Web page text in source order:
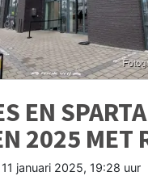
EN SPARTA
2025 MET
11 januari 2025, 19:28 uur